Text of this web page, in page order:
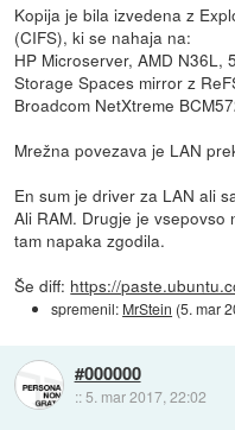
Kopija je bila izvedena z
(CIFS), ki se nahaja na:
HP Microserver, AMD N36L,
Storage Spaces mirror z
Broadcom NetXtreme
Mrežna povezava je LAN
En sum je driver za LAN ali
Ali RAM. Drugje je
tam napaka zgodila.
Še diff: https://
spremenil: MrStein (5. mar
#000000
:: 5. mar 2017, 22:02